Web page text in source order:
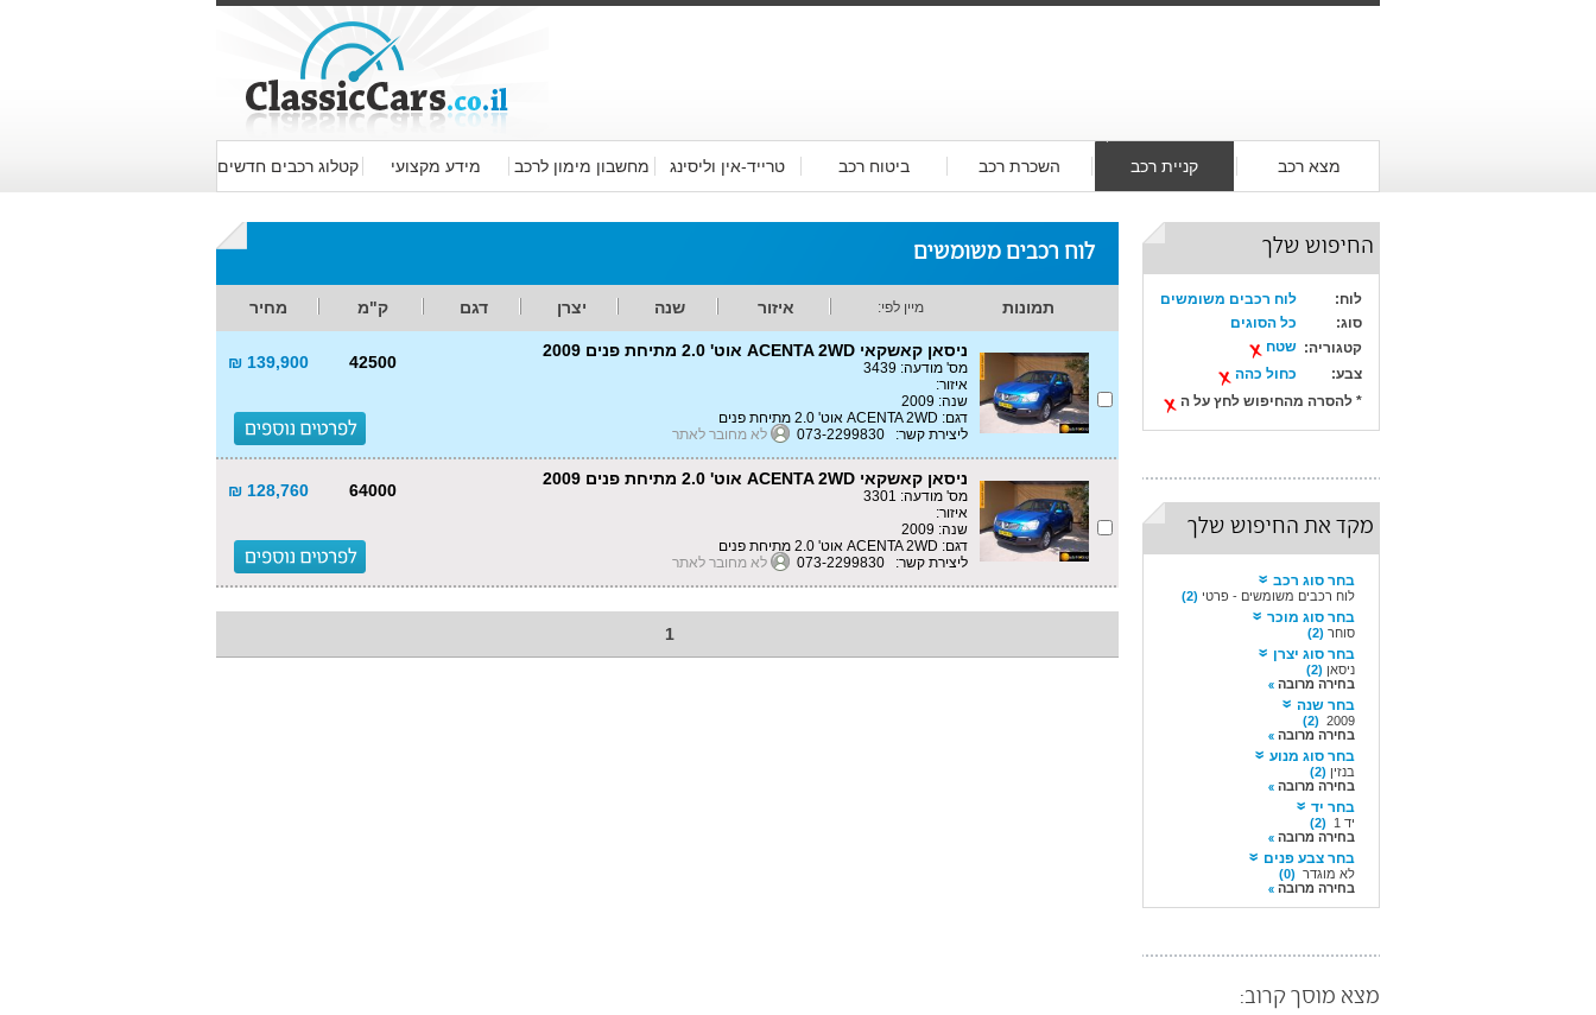
מצא רכב קניית רכב השכרת רכב ביטוח רכב טרייד-אין וליסינג מחשבון מימון לרכב מידע מקצועי קטלוג רכבים חדשים
החיפוש שלך
לוח:
לוח רכבים משומשים
סוג:
כל הסוגים
קטגוריה: שטח
צבע:
כחול כהה
* להסרה מהחיפוש לחץ על ה
מקד את החיפוש שלך
בחר סוג רכב
לוח רכבים משומשים - פרטי (2)
בחר סוג מוכר
סוחר (2)
בחר סוג יצרן
ניסאן (2)
בחירה מרובה
בחר שנה
2009
(2)
בחירה מרובה
בחר סוג מנוע
בנזין (2)
בחירה מרובה
בחר יד
יד 1
(2)
בחירה מרובה
בחר צבע פנים
לא מוגדר (0)
בחירה מרובה
מצא מוסך קרוב:
לוח רכבים משומשים
תמונות מיין לפי: איזור שנה יצרן דגם ק"מ מחיר
ניסאן קאשקאי ACENTA 2WD אוט' 2.0 מתיחת פנים 2009
מס' מודעה: 3439
איזור:
שנה: 2009
דגם: ACENTA 2WD אוט' 2.0 מתיחת פנים
ליצירת קשר: 073-2299830
לא מחובר לאתר
42500
139,900 ₪
ניסאן קאשקאי ACENTA 2WD אוט' 2.0 מתיחת פנים 2009
מס' מודעה: 3301
איזור:
שנה: 2009
דגם: ACENTA 2WD אוט' 2.0 מתיחת פנים
ליצירת קשר: 073-2299830
לא מחובר לאתר
64000
128,760 ₪
1